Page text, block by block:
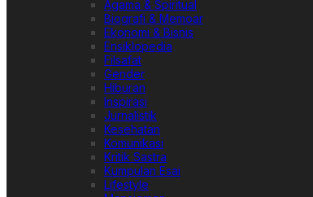
Agama & Spiritual
Biografi & Memoar
Ekonomi & Bisnis
Ensiklopedia
Filsafat
Gender
Hiburan
Inspirasi
Jurnalistik
Kesehatan
Komunikasi
Kritik Sastra
Kumpulan Esai
Lifestyle